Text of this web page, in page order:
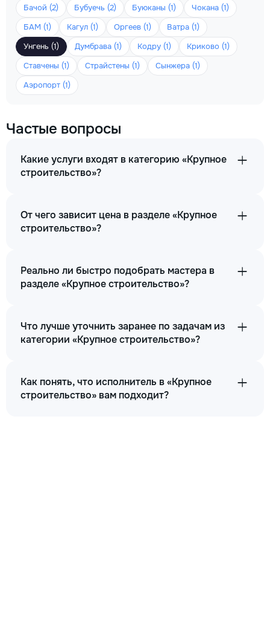
Бачой (2)
Бубуечь (2) Буюканы (1)
Чокана (1)
БАМ (1)
Кагул (1) Оргеев (1)
Ватра (1)
Унгень (1)
Думбрава (1) Кодру (1)
Криково (1)
Ставчены (1)
Страйстены (1)
Сынжера (1)
Аэропорт (1)
Частые вопросы
Какие услуги входят в категорию «Крупное
строительство»?
От чего зависит цена в разделе «Крупное
строительство»?
Реально ли быстро подобрать мастера в
разделе «Крупное строительство»?
Что лучше уточнить заранее по задачам из
категории «Крупное строительство»?
Как понять, что исполнитель в «Крупное
строительство» вам подходит?